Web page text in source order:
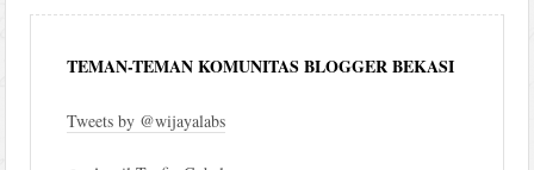
TEMAN-TEMAN KOMUNITAS BLOGGER BEKASI
Tweets by @wijayalabs